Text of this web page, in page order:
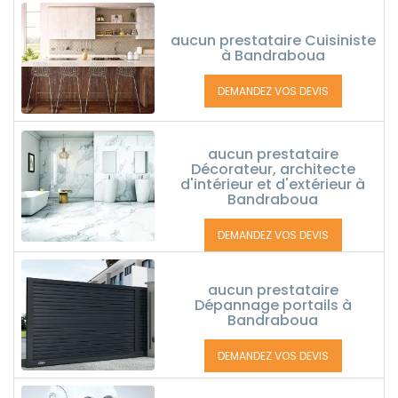
aucun prestataire Cuisiniste
à Bandraboua
DEMANDEZ VOS DEVIS
aucun prestataire
Décorateur, architecte
d'intérieur et d'extérieur à
Bandraboua
DEMANDEZ VOS DEVIS
aucun prestataire
Dépannage portails à
Bandraboua
DEMANDEZ VOS DEVIS